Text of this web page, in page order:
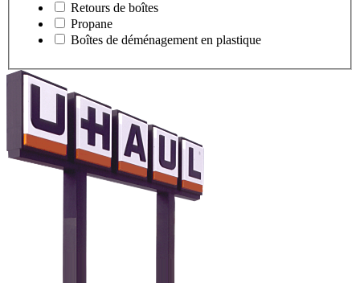
Retours de boîtes
Propane
Boîtes de déménagement en plastique